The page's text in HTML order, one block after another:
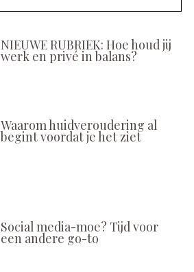
NIEUWE RUBRIEK: Hoe houd jij
werk en privé in balans?
Waarom huidveroudering al
begint voordat je het ziet
Social media-moe? Tijd voor
een andere go-to